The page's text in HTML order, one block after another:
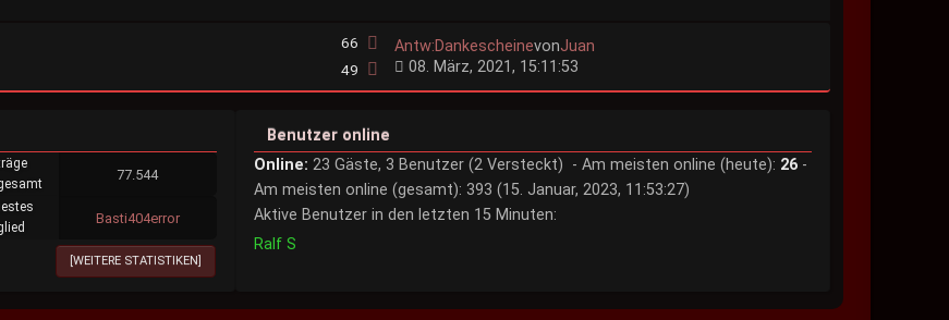
66
49
Antw:DankescheinevonJuan
08. März, 2021, 15:11:53
77.544
Basti404error
[WEITERE STATISTIKEN]
Benutzer online
Online: 23 Gäste, 3 Benutzer (2 Versteckt) - Am meisten online (heute): 26-
Am meisten online (gesamt): 393 (15. Januar, 2023, 11:53:27)
Aktive Benutzer in den letzten 15 Minuten:
Ralf S